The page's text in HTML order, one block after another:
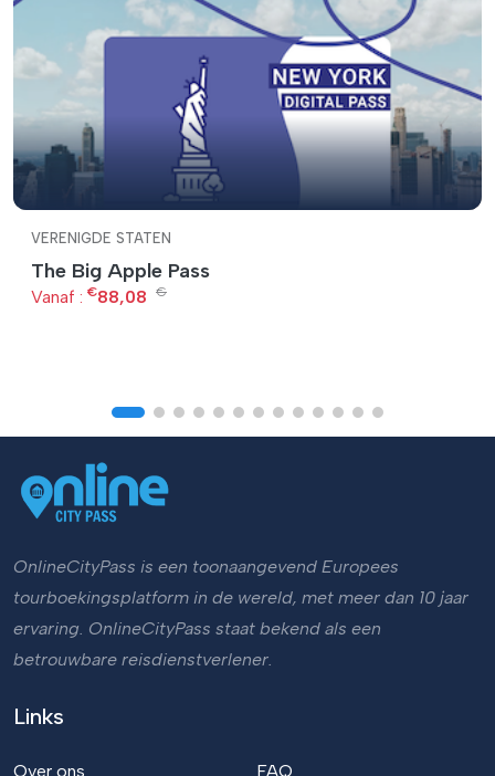
VERENIGDE STATEN
The Big Apple Pass
Vanaf : €88,08 €
OnlineCityPass is een toonaangevend Europees
tourboekingsplatform in de wereld, met meer dan 10 jaar
ervaring. OnlineCityPass staat bekend als een
betrouwbare reisdienstverlener.
Links
Over ons FAQ